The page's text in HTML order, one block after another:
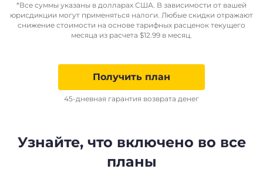
*Все суммы указаны в долларах США. В зависимости от вашей
юрисдикции могут применяться налоги. Любые скидки отражают
снижение стоимости на основе тарифных расценок текущего
месяца из расчета $12.99 в месяц.
Получить план
45-дневная гарантия возврата денег
Узнайте, что включено во все
планы